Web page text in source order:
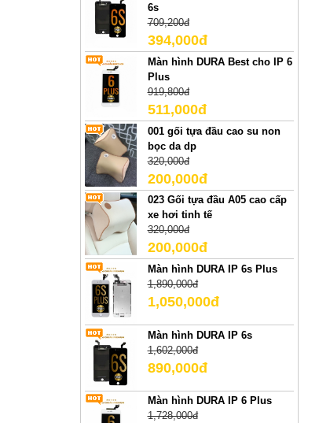
6s
709,200đ
394,000đ
Màn hình DURA Best cho IP 6
Plus
919,800đ
511,000đ
001 gối tựa đầu cao su non
bọc da dp
320,000đ
200,000đ
023 Gối tựa đầu A05 cao cấp
xe hơi tinh tế
320,000đ
200,000đ
Màn hình DURA IP 6s Plus
1,890,000đ
1,050,000đ
Màn hình DURA IP 6s
1,602,000đ
890,000đ
Màn hình DURA IP 6 Plus
1,728,000đ